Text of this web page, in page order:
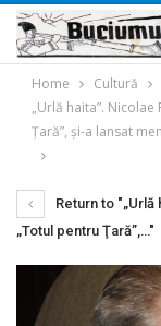
Home
Cultură
„Urlă haita”.
Ţară”, şi-a lansat
Return to
„Totul pentru Ţară”,…"